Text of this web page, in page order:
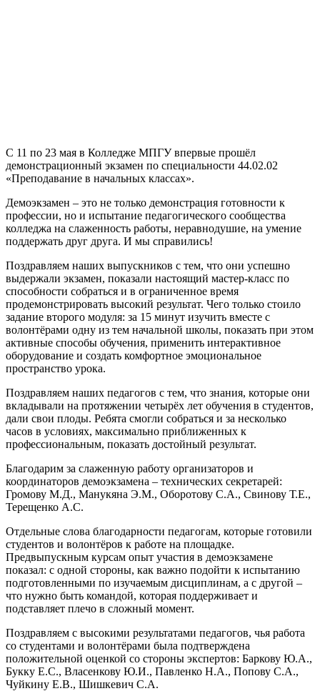
С 11 по 23 мая в Колледже МПГУ впервые прошёл
демонстрационный экзамен по специальности 44.02.02
«Преподавание в начальных классах».
Демоэкзамен – это не только демонстрация готовности к
профессии, но и испытание педагогического сообщества
колледжа на слаженность работы, неравнодушие, на умение
поддержать друг друга. И мы справились!
Поздравляем наших выпускников с тем, что они успешно
выдержали экзамен, показали настоящий мастер-класс по
способности собраться и в ограниченное время
продемонстрировать высокий результат. Чего только стоило
задание второго модуля: за 15 минут изучить вместе с
волонтёрами одну из тем начальной школы, показать при этом
активные способы обучения, применить интерактивное
оборудование и создать комфортное эмоциональное
пространство урока.
Поздравляем наших педагогов с тем, что знания, которые они
вкладывали на протяжении четырёх лет обучения в студентов,
дали свои плоды. Ребята смогли собраться и за несколько
часов в условиях, максимально приближенных к
профессиональным, показать достойный результат.
Благодарим за слаженную работу организаторов и
координаторов демоэкзамена – технических секретарей:
Громову М.Д., Манукяна Э.М., Оборотову С.А., Свинову Т.Е.,
Терещенко А.С.
Отдельные слова благодарности педагогам, которые готовили
студентов и волонтёров к работе на площадке.
Предвыпускным курсам опыт участия в демоэкзамене
показал: с одной стороны, как важно подойти к испытанию
подготовленными по изучаемым дисциплинам, а с другой –
что нужно быть командой, которая поддерживает и
подставляет плечо в сложный момент.
Поздравляем с высокими результатами педагогов, чья работа
со студентами и волонтёрами была подтверждена
положительной оценкой со стороны экспертов: Баркову Ю.А.,
Букку Е.С., Власенкову Ю.И., Павленко Н.А., Попову С.А.,
Чуйкину Е.В., Шишкевич С.А.